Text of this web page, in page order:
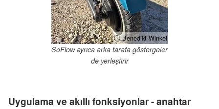
ⓘ Benedikt Winkel
SoFlow ayrıca arka tarafa göstergeler
de yerleştirir
Uygulama ve akıllı fonksiyonlar - anahtar